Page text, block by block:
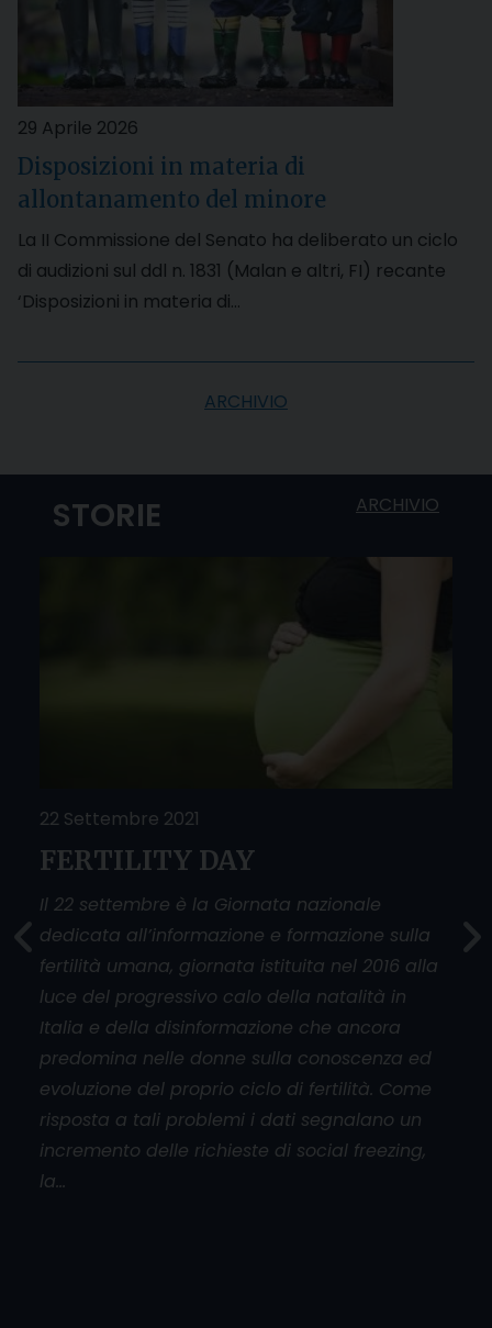
29 Aprile 2026
Disposizioni in materia di
allontanamento del minore
La II Commissione del Senato ha deliberato un ciclo
di audizioni sul ddl n. 1831 (Malan e altri, FI) recante
‘Disposizioni in materia di…
ARCHIVIO
ARCHIVIO
STORIE
22 Settembre 2021
FERTILITY DAY
Il 22 settembre è la Giornata nazionale
dedicata all’informazione e formazione sulla
fertilità umana, giornata istituita nel 2016 alla
luce del progressivo calo della natalità in
Italia e della disinformazione che ancora
predomina nelle donne sulla conoscenza ed
evoluzione del proprio ciclo di fertilità. Come
risposta a tali problemi i dati segnalano un
incremento delle richieste di social freezing,
la…
La